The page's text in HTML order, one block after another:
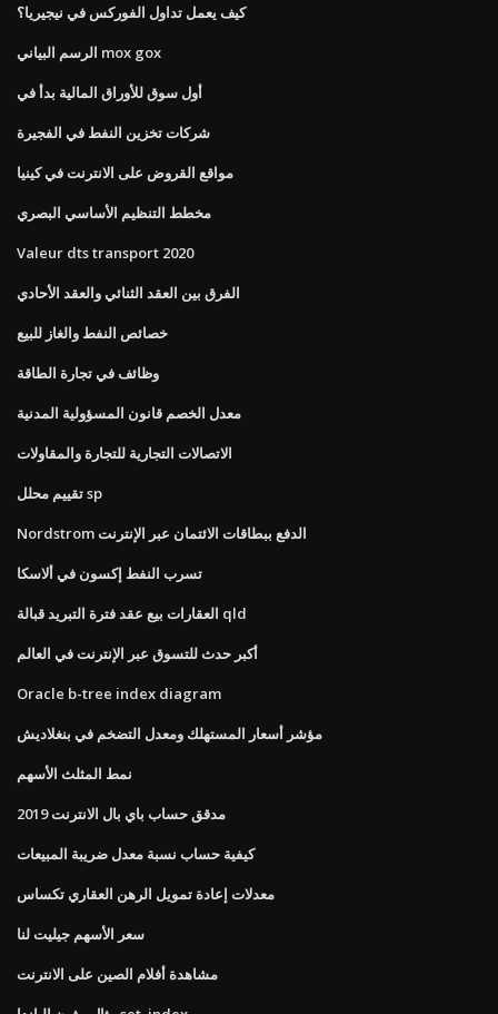
كيف يعمل تداول الفوركس في نيجيريا؟
الرسم البياني mox gox
أول سوق للأوراق المالية بدأ في
شركات تخزين النفط في الفجيرة
مواقع القروض على الانترنت في كينيا
مخطط التنظيم الأساسي البصري
Valeur dts transport 2020
الفرق بين العقد الثنائي والعقد الأحادي
خصائص النفط والغاز للبيع
وظائف في تجارة الطاقة
معدل الخصم قانون المسؤولية المدنية
الاتصالات التجارية للتجارة والمقاولات
تقييم محلل sp
Nordstrom الدفع ببطاقات الائتمان عبر الإنترنت
تسرب النفط إكسون في ألاسكا
العقارات بيع عقد فترة التبريد قبالة qld
أكبر حدث للتسوق عبر الإنترنت في العالم
Oracle b-tree index diagram
مؤشر أسعار المستهلك ومعدل التضخم في بنغلاديش
نمط المثلث الأسهم
مدقق حساب باي بال الانترنت 2019
كيفية حساب نسبة معدل ضريبة المبيعات
معدلات إعادة تمويل الرهن العقاري تكساس
سعر الأسهم جيليت لنا
مشاهدة أفلام الصين على الانترنت